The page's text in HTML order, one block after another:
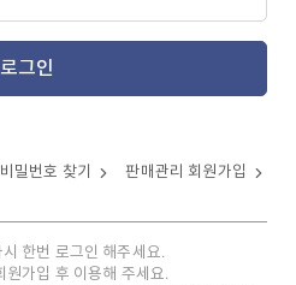
로그인
밀번호 찾기 판매관리 회원가입
한번 로그인 해주세요.
원가입 후 이용해 주세요.